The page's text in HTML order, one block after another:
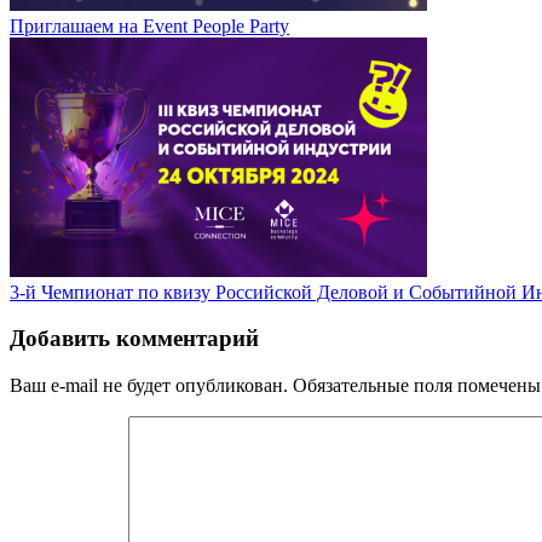
Приглашаем на Event People Party
3-й Чемпионат по квизу Российской Деловой и Событийной
Добавить комментарий
Ваш e-mail не будет опубликован. Обязательные поля помечены